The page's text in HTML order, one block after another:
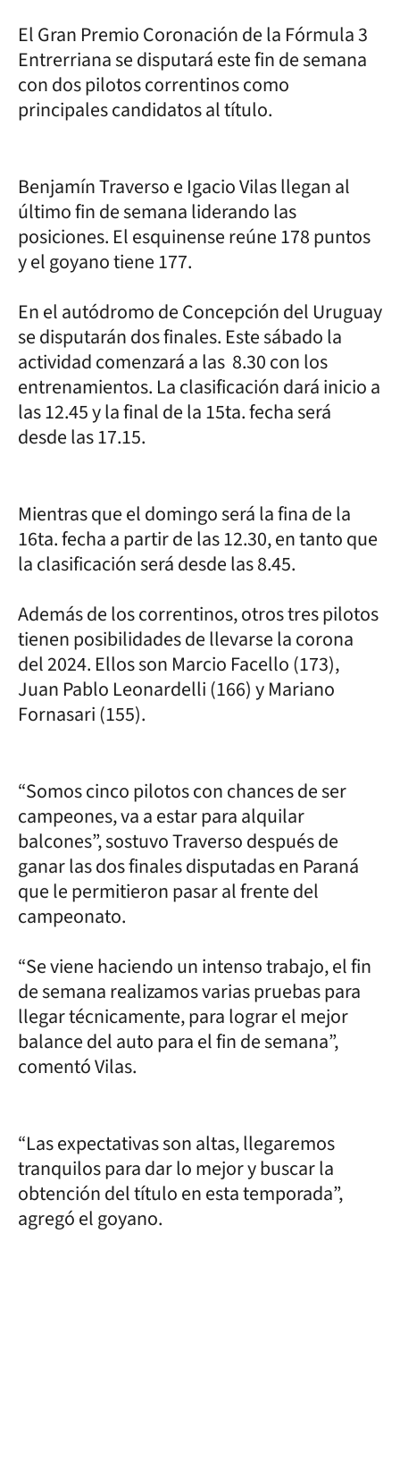
El Gran Premio Coronación de la Fórmula 3
Entrerriana se disputará este fin de semana
con dos pilotos correntinos como
principales candidatos al título.
Benjamín Traverso e Igacio Vilas llegan al
último fin de semana liderando las
posiciones. El esquinense reúne 178 puntos
y el goyano tiene 177.
En el autódromo de Concepción del Uruguay
se disputarán dos finales. Este sábado la
actividad comenzará a las 8.30 con los
entrenamientos. La clasificación dará inicio a
las 12.45 y la final de la 15ta. fecha será
desde las 17.15.
Mientras que el domingo será la fina de la
16ta. fecha a partir de las 12.30, en tanto que
la clasificación será desde las 8.45.
Además de los correntinos, otros tres pilotos
tienen posibilidades de llevarse la corona
del 2024. Ellos son Marcio Facello (173),
Juan Pablo Leonardelli (166) y Mariano
Fornasari (155).
“Somos cinco pilotos con chances de ser
campeones, va a estar para alquilar
balcones”, sostuvo Traverso después de
ganar las dos finales disputadas en Paraná
que le permitieron pasar al frente del
campeonato.
“Se viene haciendo un intenso trabajo, el fin
de semana realizamos varias pruebas para
llegar técnicamente, para lograr el mejor
balance del auto para el fin de semana”,
comentó Vilas.
“Las expectativas son altas, llegaremos
tranquilos para dar lo mejor y buscar la
obtención del título en esta temporada”,
agregó el goyano.